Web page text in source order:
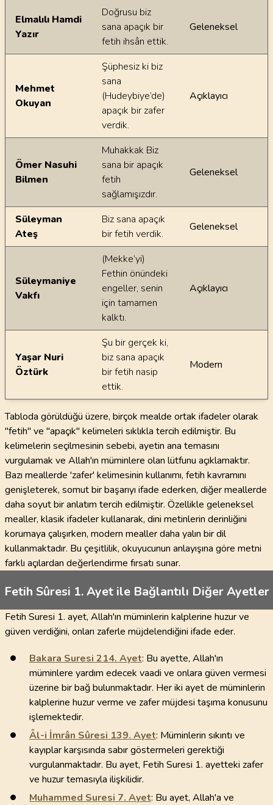
Elmalılı Hamdi
Yazır
Doğrusu biz
sana apaçık bir
fetih ihsân ettik.
Geleneksel
Mehmet
Okuyan
Şüphesiz ki biz
sana
(Hudeybiye’de)
apaçık bir zafer
verdik.
Açıklayıcı
Ömer Nasuhi
Bilmen
Muhakkak Biz
sana bir apaçık
fetih
sağlamışızdır.
Geleneksel
Süleyman
Ateş
Biz sana apaçık
bir fetih verdik.
Geleneksel
Süleymaniye
Vakfı
(Mekke’yi)
Fethin önündeki
engeller, senin
için tamamen
kalktı.
Açıklayıcı
Yaşar Nuri
Öztürk
Şu bir gerçek ki,
biz sana apaçık
bir fetih nasip
ettik.
Modern
Tabloda görüldüğü üzere, birçok mealde ortak ifadeler olarak
"fetih" ve "apaçık" kelimeleri sıklıkla tercih edilmiştir. Bu
kelimelerin seçilmesinin sebebi, ayetin ana temasını
vurgulamak ve Allah'ın müminlere olan lütfunu açıklamaktır.
Bazı meallerde 'zafer' kelimesinin kullanımı, fetih kavramını
genişleterek, somut bir başarıyı ifade ederken, diğer meallerde
daha soyut bir anlatım tercih edilmiştir. Özellikle geleneksel
mealler, klasik ifadeler kullanarak, dini metinlerin derinliğini
korumaya çalışırken, modern mealler daha yalın bir dil
kullanmaktadır. Bu çeşitlilik, okuyucunun anlayışına göre metni
farklı açılardan değerlendirme fırsatı sunar.
Fetih Sûresi 1. Ayet ile Bağlantılı Diğer Ayetler
Fetih Suresi 1. ayet, Allah'ın müminlerin kalplerine huzur ve
güven verdiğini, onları zaferle müjdelendiğini ifade eder.
Bakara Suresi 214. Ayet: Bu ayette, Allah'ın
müminlere yardım edecek vaadi ve onlara güven vermesi
üzerine bir bağ bulunmaktadır. Her iki ayet de müminlerin
kalplerine huzur verme ve zafer müjdesi taşıma konusunu
işlemektedir.
Âl-i İmrân Sûresi 139. Ayet: Müminlerin sıkıntı ve
kayıplar karşısında sabır göstermeleri gerektiği
vurgulanmaktadır. Bu ayet, Fetih Suresi 1. ayetteki zafer
ve huzur temasıyla ilişkilidir.
Muhammed Suresi 7. Ayet: Bu ayet, Allah'a ve